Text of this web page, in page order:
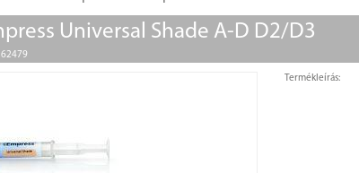
Universal Shade A-D D2/D3
Termékleírás: